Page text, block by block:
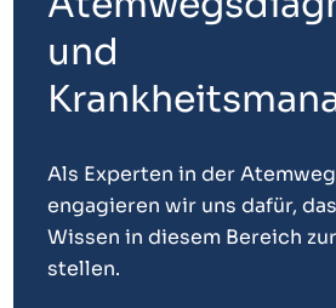
und
Als Experten in der
engagieren wir uns dafür,
Wissen in diesem Bereich
stellen.